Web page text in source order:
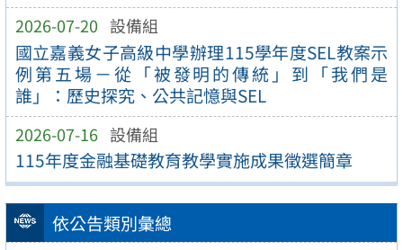
2026-07-20 設備組
國立嘉義女子高級中學辦理115學年度SEL教案示
例第五場－從「被發明的傳統」到「我們是
誰」：歷史探究、公共記憶與SEL
2026-07-16 設備組
115年度金融基礎教育教學實施成果徵選簡章
依公告類別彙總